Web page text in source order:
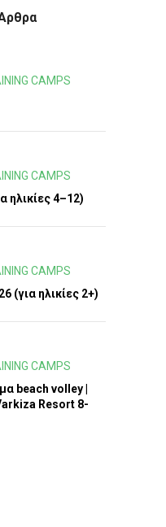
CAMPS
CAMPS
ηλικίες 4–12)
CAMPS
(για ηλικίες 2+)
CAMPS
beach volley |
Resort 8-